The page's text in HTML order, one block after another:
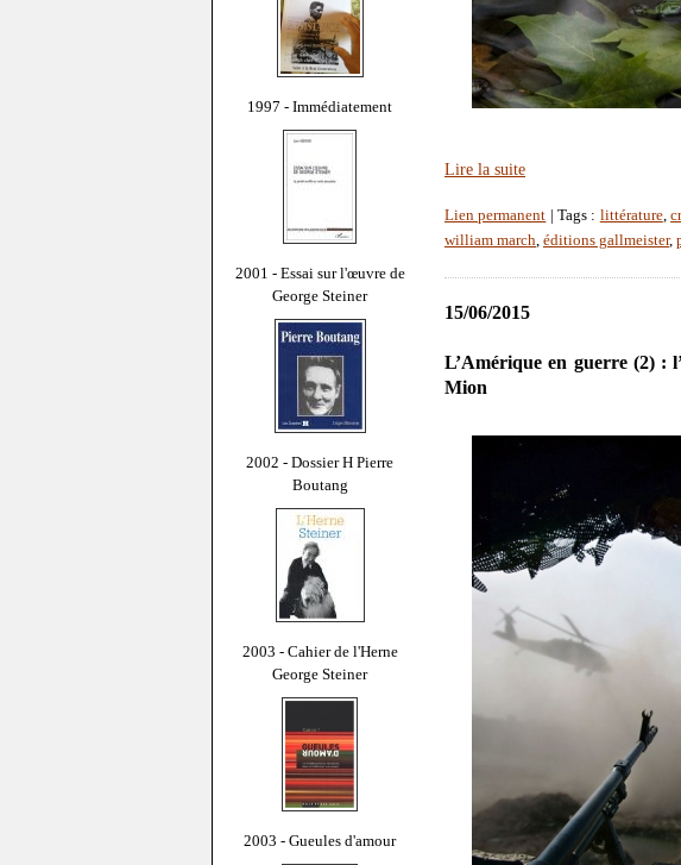
1997 - Immédiatement
2001 - Essai sur l'œuvre de
George Steiner
2002 - Dossier H Pierre
Boutang
2003 - Cahier de l'Herne
George Steiner
2003 - Gueules d'amour
Lire la suite
Lien permanent | Tags : littérature,
william march, éditions gallmeister,
15/06/2015
L’Amérique en guerre (2) :
Mion